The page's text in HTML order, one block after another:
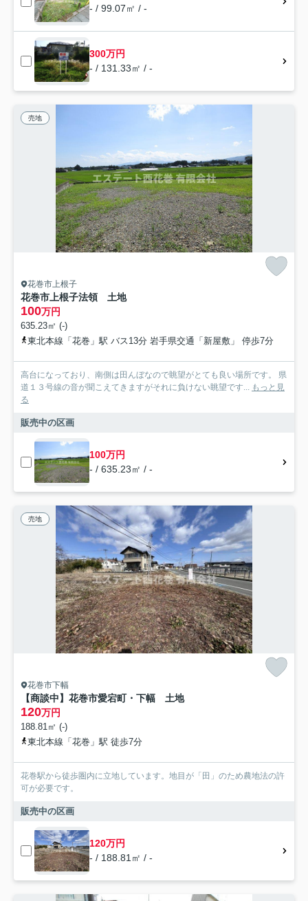
- / 99.07㎡ / -
300万円
- / 131.33㎡ / -
売地
花巻市上根子
花巻市上根子法領 土地
100万円
635.23㎡ (-)
東北本線「花巻」駅 バス13分 岩手県交通「新屋敷」 停歩7分
高台になっており、南側は田んぼなので眺望がとても良い場所です。 県
道１３号線の音が聞こえてきますがそれに負けない眺望です... もっと見
る
販売中の区画
100万円
- / 635.23㎡ / -
売地
花巻市下幅
【商談中】花巻市愛宕町・下幅 土地
120万円
188.81㎡ (-)
東北本線「花巻」駅 徒歩7分
花巻駅から徒歩圏内に立地しています。地目が「田」のため農地法の許
可が必要です。
販売中の区画
120万円
- / 188.81㎡ / -